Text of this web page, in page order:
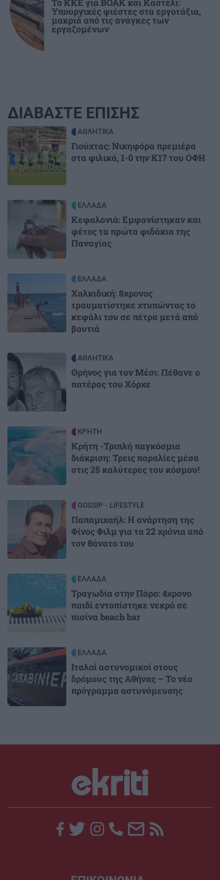
Υπουργικές φιέστες στα εργοτάξια,
μακριά από τις ανάγκες των
εργαζομένων
ΔΙΑΒΑΣΤΕ ΕΠΙΣΗΣ
Image ΑΘΛΗΤΙΚΑ
Γιούχτας: Νικηφόρα πρεμιέρα
στα φιλικά, 1-0 την Κ17 του ΟΦΗ
ΕΛΛΑΔΑ
Κεφαλονιά: Εμφανίστηκαν και
φέτος τα πρώτα φιδάκια της
Παναγίας
ΕΛΛΑΔΑ
Χαλκιδική: 8χρονος
τραυματίστηκε χτυπώντας το
κεφάλι του σε πέτρα μετά από
βουτιά
Image ΑΘΛΗΤΙΚΑ
Θρήνος για τον Μέσι: Πέθανε ο
πατέρας του Χόρχε
Image ΚΡΗΤΗ
Κρήτη -Τριπλή παγκόσμια
διάκριση: Τρεις παραλίες μέσα
στις 25 καλύτερες του κόσμου!
GOSSIP - LIFESTYLE
Παπαμιχαήλ: Η ανάρτηση της
Φίνος Φιλμ για τα 22 χρόνια από
τον θάνατο του
Image ΕΛΛΑΔΑ
Τραγωδία στην Πάρο: 4χρονο
παιδί εντοπίστηκε νεκρό σε
πισίνα beach bar
Image ΕΛΛΑΔΑ
Ιταλοί αστυνομικοί στους
δρόμους της Αθήνας – Το νέο
πρόγραμμα αστυνόμευσης